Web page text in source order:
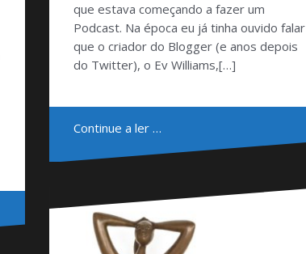
que estava começando a fazer um
Podcast. Na época eu já tinha ouvido falar
que o criador do Blogger (e anos depois
do Twitter), o Ev Williams,[…]
Continue a ler …